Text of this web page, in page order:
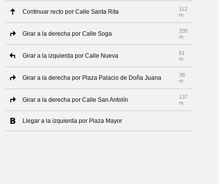
Continuar recto por Calle Santa Rita
112
m
Girar a la derecha por Calle Soga
335
m
Girar a la izquierda por Calle Nueva
61
m
Girar a la derecha por Plaza Palacio de Doña Juana
38
m
Girar a la derecha por Calle San Antolín
137
m
Llegar a la izquierda por Plaza Mayor